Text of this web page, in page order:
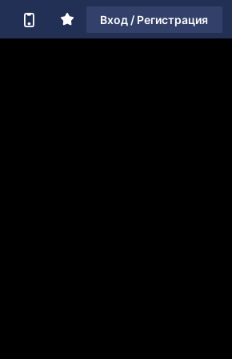
Вход / Регистрация